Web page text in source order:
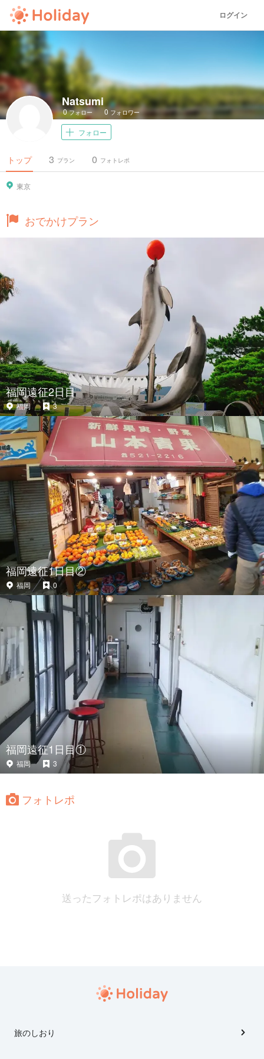
ログイン
Natsumi
0フォロー 0 フォロワー
フォロー
トップ プラン
3 フォトレポ
0
東京
おでかけプラン
福岡遠征2日目
福岡 3
福岡遠征1日目②
福岡 0
福岡遠征1日目①
福岡 3
フォトレポ
送ったフォトレポはありません
旅のしおり